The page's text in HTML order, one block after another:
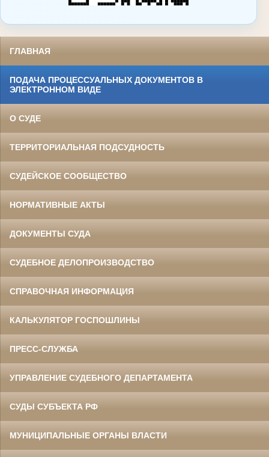
ГЛАВНАЯ
ПОДАЧА ПРОЦЕССУАЛЬНЫХ ДОКУМЕНТОВ В
ЭЛЕКТРОННОМ ВИДЕ
О СУДЕ
ТЕРРИТОРИАЛЬНАЯ ПОДСУДНОСТЬ
СУДЕЙСКОЕ СООБЩЕСТВО
НОРМАТИВНЫЕ АКТЫ
ДОКУМЕНТЫ СУДА
СУДЕБНОЕ ДЕЛОПРОИЗВОДСТВО
СПРАВОЧНАЯ ИНФОРМАЦИЯ
КАЛЬКУЛЯТОР ГОСПОШЛИНЫ
ПРЕСС-СЛУЖБА
УПРАВЛЕНИЕ СУДЕБНОГО ДЕПАРТАМЕНТА
СУДЫ СУБЪЕКТА РФ
МУНИЦИПАЛЬНЫЕ ОРГАНЫ ВЛАСТИ